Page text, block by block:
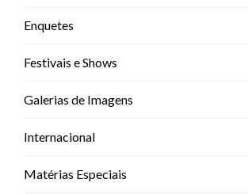
Enquetes
Festivais e Shows
Galerias de Imagens
Internacional
Matérias Especiais